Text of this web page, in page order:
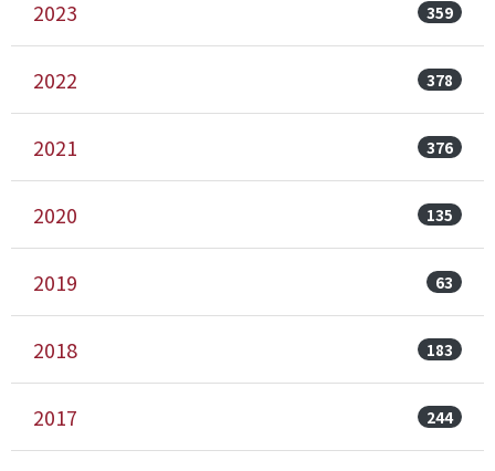
2023 359
2022 378
2021 376
2020 135
2019 63
2018 183
2017 244